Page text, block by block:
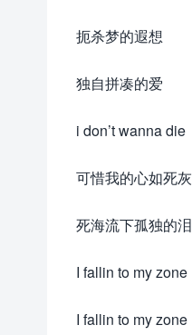
扼杀梦的遐想
独自拼凑的爱
i don’t wanna die
可惜我的心如死灰
死海流下孤独的泪
I fallin to my zone
I fallin to my zone